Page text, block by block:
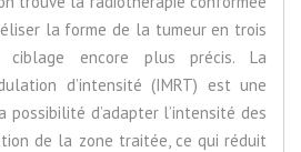
la forme de la tumeur en trois
ciblage encore plus précis. La
d’intensité (IMRT) est une
d’adapter l’intensité des
de la zone traitée, ce qui réduit